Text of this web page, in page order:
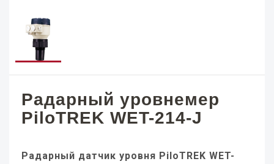
Радарный уровнемер
PiloTREK WET-214-J
Радарный датчик уровня PiloTREK WET-